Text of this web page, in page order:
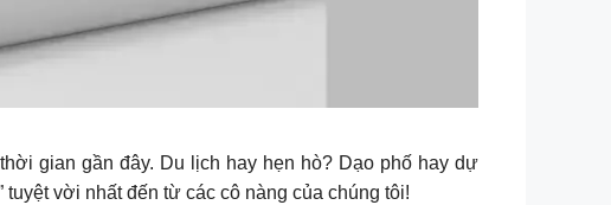
gian gần đây. Du lịch hay hẹn hò? Dạo phố hay dự
vời nhất đến từ các cô nàng của chúng tôi!